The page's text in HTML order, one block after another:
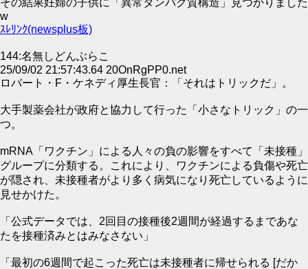
その結果妊婦の子供に「異常タンパク質構造」見つかりました
w
ｽﾚﾘﾝｸ(newsplus板)
144:名無しどんぶらこ
25/09/02 21:57:43.64 20OnRgPP0.net
ロバート・F・ケネディ厚生長官：「それはトリックだ」。
大手製薬会社が政府と協力して行った「小さなトリック」の一
つ。
mRNA「ワクチン」による人々の負の影響をすべて「未接種」
グループに分類する。これにより、ワクチンによる負傷や死亡
が隠され、未接種者がより多く病気になり死亡しているように
見せかけた。
「公式データでは、2回目の接種後2週間が経過するまであな
たを接種済みとはみなさない」
「最初の6週間で起こった死亡は未接種者に帰せられる [だか